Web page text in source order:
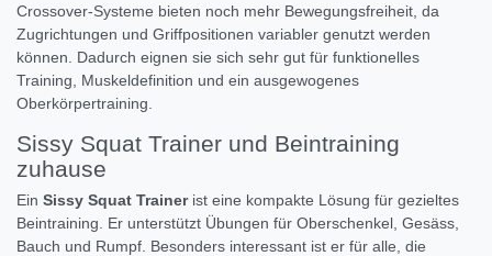
Crossover-Systeme bieten noch mehr Bewegungsfreiheit, da
Zugrichtungen und Griffpositionen variabler genutzt werden
können. Dadurch eignen sie sich sehr gut für funktionelles
Training, Muskeldefinition und ein ausgewogenes
Oberkörpertraining.
Sissy Squat Trainer und Beintraining
zuhause
Ein Sissy Squat Trainerist eine kompakte Lösung für gezieltes
Beintraining. Er unterstützt Übungen für Oberschenkel, Gesäss,
Bauch und Rumpf. Besonders interessant ist er für alle, die